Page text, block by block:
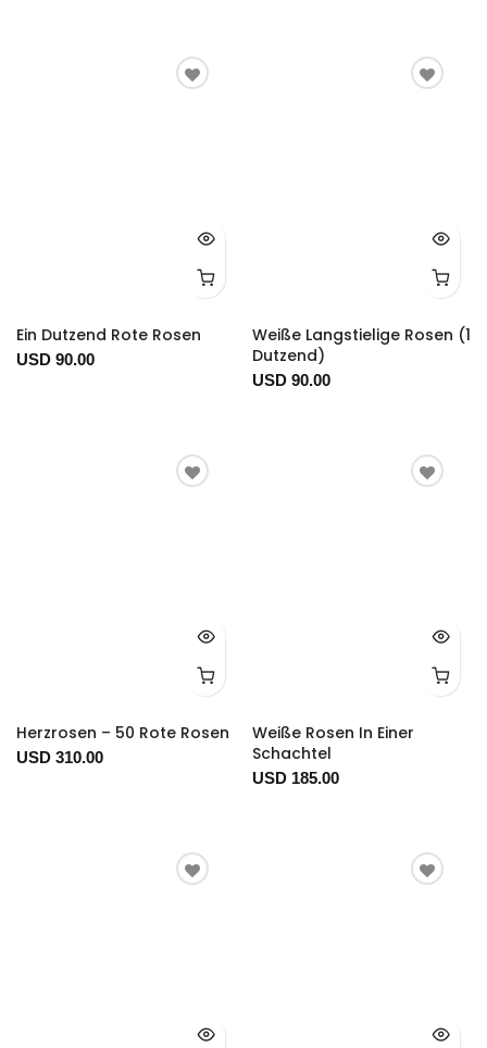
Ein Dutzend Rote Rosen
USD 90.00
Weiße Langstielige Rosen (1
Dutzend)
USD 90.00
Herzrosen – 50 Rote Rosen
USD 310.00
Weiße Rosen In Einer
Schachtel
USD 185.00